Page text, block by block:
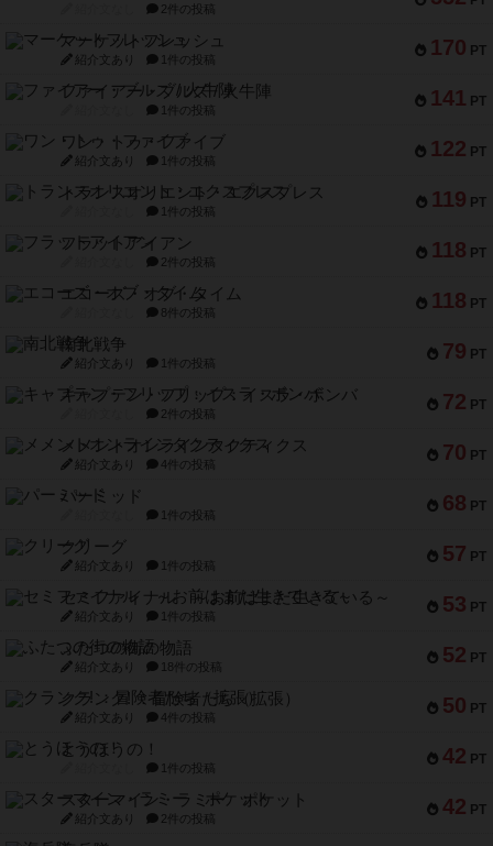
2件の投稿
170 PT
マーケットフレッシュ
紹介文あり 1件の投稿
141 PT
ファイアー・ブルズ / 火牛陣
1件の投稿
122 PT
ワン・トゥ・ファイブ
紹介文あり 1件の投稿
119 PT
トランスオリエント・エクスプレス
1件の投稿
118 PT
フラットアイアン
2件の投稿
118 PT
エコーズ・オブ・タイム
8件の投稿
79 PT
南北戦争
紹介文あり 1件の投稿
72 PT
キャプテン・フリップ：イスラ・ボンバ
2件の投稿
70 PT
メメントオンラインタクティクス
紹介文あり 4件の投稿
68 PT
パーミッド
1件の投稿
57 PT
クリーグ
紹介文あり 1件の投稿
53 PT
セミファイナル ～お前はまだ生きている～
紹介文あり 1件の投稿
52 PT
ふたつの街の物語
紹介文あり 18件の投稿
50 PT
クランク! ：冒険者たち（拡張）
紹介文あり 4件の投稿
42 PT
とうほうの！
1件の投稿
42 PT
スターマイン・ラミー ポケット
紹介文あり 2件の投稿